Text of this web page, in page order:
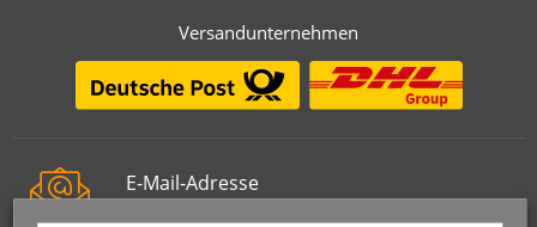
Versandunternehmen
E-Mail-Adresse